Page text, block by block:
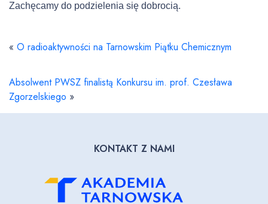
Zachęcamy do podzielenia się dobrocią.
« O radioaktywności na Tarnowskim Piątku Chemicznym
Absolwent PWSZ finalistą Konkursu im. prof. Czesława
Zgorzelskiego »
KONTAKT Z NAMI